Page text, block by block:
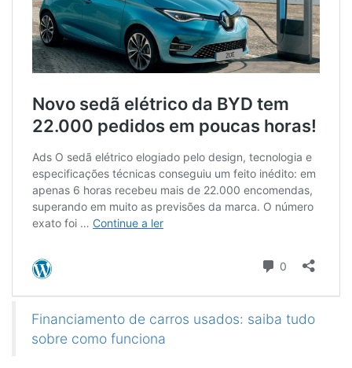
Financiamento de carros usados: saiba tudo
sobre como funciona